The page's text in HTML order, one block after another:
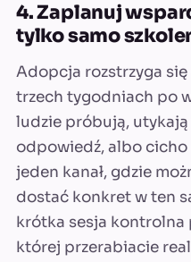
4. Zaplanuj
tylko samo
Adopcja rozstrzyga
trzech tygodniach po
ludzie próbują,
odpowiedź, albo cicho
jeden kanał, gdzie
dostać konkret w ten
krótka sesja
której przerabiacie